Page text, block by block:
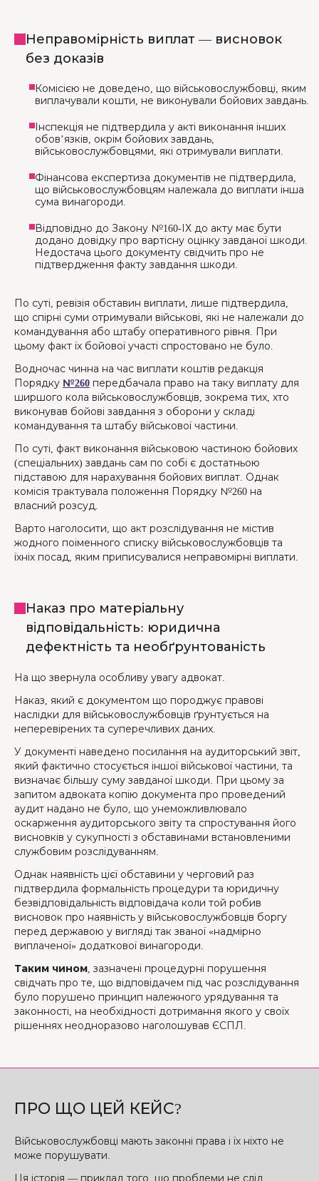
Неправомірність виплат — висновок
без доказів
Комісією не доведено, що військовослужбовці, яким
виплачували кошти, не виконували бойових завдань.
Інспекція не підтвердила у акті виконання інших
обов’язків, окрім бойових завдань,
військовослужбовцями, які отримували виплати.
Фінансова експертиза документів не підтвердила,
що військовослужбовцям належала до виплати інша
сума винагороди.
Відповідно до Закону №160-ІХ до акту має бути
додано довідку про вартісну оцінку завданої шкоди.
Недостача цього документу свідчить про не
підтвердження факту завдання шкоди.
По суті, ревізія обставин виплати, лише підтвердила,
що спірні суми отримували військові, які не належали до
командування або штабу оперативного рівня. При
цьому факт їх бойової участі спростовано не було.
Водночас чинна на час виплати коштів редакція
Порядку №260 передбачала право на таку виплату для
ширшого кола військовослужбовців, зокрема тих, хто
виконував бойові завдання з оборони у складі
командування та штабу військової частини.
По суті, факт виконання військовою частиною бойових
(спеціальних) завдань сам по собі є достатньою
підставою для нарахування бойових виплат. Однак
комісія трактувала положення Порядку №260 на
власний розсуд.
Варто наголосити, що акт розслідування не містив
жодного поіменного списку військовослужбовців та
їхніх посад, яким приписувалися неправомірні виплати.
Наказ про матеріальну
відповідальність: юридична
дефектність та необґрунтованість
На що звернула особливу увагу адвокат.
Наказ, який є документом що породжує правові
наслідки для військовослужбовців ґрунтується на
неперевірених та суперечливих даних.
У документі наведено посилання на аудиторський звіт,
який фактично стосується іншої військової частини, та
визначає більшу суму завданої шкоди. При цьому за
запитом адвоката копію документа про проведений
аудит надано не було, що унеможливлювало
оскарження аудиторського звіту та спростування його
висновків у сукупності з обставинами встановленими
службовим розслідуванням.
Однак наявність цієї обставини у черговий раз
підтвердила формальність процедури та юридичну
безвідповідальність відповідача коли той робив
висновок про наявність у військовослужбовців боргу
перед державою у вигляді так званої «надмірно
виплаченої» додаткової винагороди.
Таким чином , зазначені процедурні порушення
свідчать про те, що відповідачем під час розслідування
було порушено принцип належного урядування та
законності, на необхідності дотримання якого у своїх
рішеннях неодноразово наголошував ЄСПЛ.
ПРО ЩО ЦЕЙ КЕЙС?
Військовослужбовці мають законні права і їх ніхто не
може порушувати.
Ця історія — приклад того, що проблеми не слід